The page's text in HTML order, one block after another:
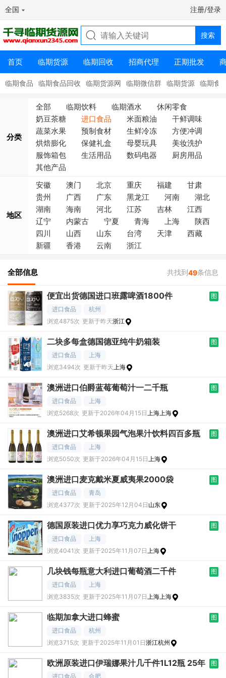
全国 注册/登录
首页 临期货源 临期回收 招商代理 正期批发
临期食品 临期食品回收 临期货源网 临期微信群 临期货源 临期食
分类
全部 临期饮料 临期酒水
休闲零食
奶豆茶糖
进口食品 米面粮油
干鲜调味
蔬菜水果
预制食材 生鲜冷冻
方便冲调
烘焙膨化
保健礼盒 母婴玩具
美妆洗护
服饰箱包
生活用品 数码电器
厨房用品
其他产品
地区
安徽 澳门 北京 重庆 福建
甘肃
贵州
广西 广东 黑龙江 河南
湖北
湖南
海南 河北 江苏 吉林
江西
辽宁
内蒙古 宁夏 青海 上海
陕西
四川
山西 山东 台湾 天津
西藏
新疆
香港 云南 浙江
全部信息 共找到49条信息
便宜出货德国进口班露啤酒1800件
图
进口食品
杭州
浏览4875次 更新于昨天浙江
二块多每盒德国德亚纯牛奶箱装
图
进口食品
上海
浏览3494次 更新于昨天上海
澳洲进口伯爵蓝莓葡萄汁一二千瓶
图
进口食品
上海
浏览5268次 更新于2026年04月15日上海上海
澳洲进口艾希顿果园气泡果汁饮料四百多瓶
图
进口食品
上海
浏览5050次 更新于2026年04月15日上海
澳洲进口麦克戴米夏威夷果2000袋
图
进口食品
青岛
浏览4377次 更新于2025年12月04日 山东
德国原装进口优力享巧克力威化饼干
图
进口食品
上海
浏览4041次 更新于2025年11月07日上海
几块钱每瓶意大利进口葡萄酒二千件
图
进口食品
上海
浏览3835次 更新于2025年11月07日上海上海
临期加拿大进口蜂蜜
图
进口食品
杭州
浏览3715次 更新于2025年11月01日浙江杭州
欧洲原装进口伊瑞娜果汁几千件1L12瓶 25年
图
进口食品
合肥